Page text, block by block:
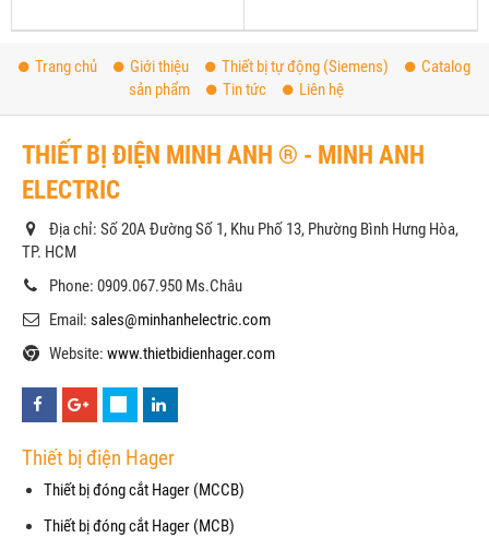
Trang chủ Giới thiệu Thiết bị tự động (Siemens)
Catalog
sản phẩm
Tin tức Liên hệ
THIẾT BỊ ĐIỆN MINH ANH ® - MINH ANH
ELECTRIC
Địa chỉ: Số 20A Đường Số 1, Khu Phố 13, Phường Bình Hưng Hòa,
TP. HCM
Phone: 0909.067.950 Ms.Châu
Email: sales@minhanhelectric.com
Website: www.thietbidienhager.com
Thiết bị điện Hager
Thiết bị đóng cắt Hager (MCCB)
Thiết bị đóng cắt Hager (MCB)